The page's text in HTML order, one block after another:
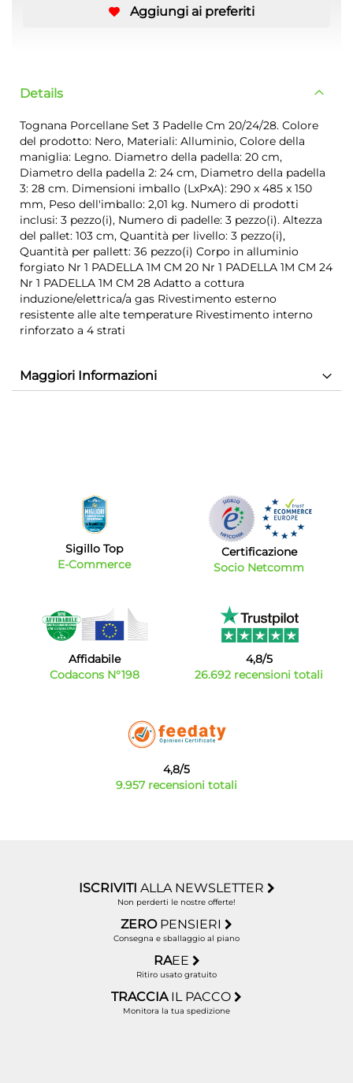
Aggiungi ai preferiti
Details
Tognana Porcellane Set 3 Padelle Cm 20/24/28. Colore
del prodotto: Nero, Materiali: Alluminio, Colore della
maniglia: Legno. Diametro della padella: 20 cm,
Diametro della padella 2: 24 cm, Diametro della padella
3: 28 cm. Dimensioni imballo (LxPxA): 290 x 485 x 150
mm, Peso dell'imballo: 2,01 kg. Numero di prodotti
inclusi: 3 pezzo(i), Numero di padelle: 3 pezzo(i). Altezza
del pallet: 103 cm, Quantità per livello: 3 pezzo(i),
Quantità per pallett: 36 pezzo(i) Corpo in alluminio
forgiato Nr 1 PADELLA 1M CM 20 Nr 1 PADELLA 1M CM 24
Nr 1 PADELLA 1M CM 28 Adatto a cottura
induzione/elettrica/a gas Rivestimento esterno
resistente alle alte temperature Rivestimento interno
rinforzato a 4 strati
Maggiori Informazioni
Sigillo Top
E-Commerce
Certificazione
Socio Netcomm
Affidabile
Codacons N°198
4,8/5
26.692 recensioni totali
4,8/5
9.957 recensioni totali
ISCRIVITI ALLA NEWSLETTER
Non perderti le nostre offerte!
ZERO PENSIERI
Consegna e sballaggio al piano
RAEE
Ritiro usato gratuito
TRACCIA IL PACCO
Monitora la tua spedizione